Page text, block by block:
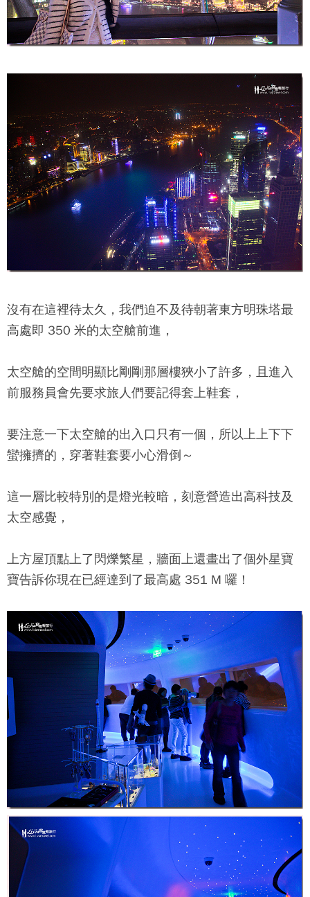
沒有在這裡待太久，我們迫不及待朝著東方明珠塔最
高處即 350 米的太空艙前進，
太空艙的空間明顯比剛剛那層樓狹小了許多，且進入
前服務員會先要求旅人們要記得套上鞋套，
要注意一下太空艙的出入口只有一個，所以上上下下
蠻擁擠的，穿著鞋套要小心滑倒～
這一層比較特別的是燈光較暗，刻意營造出高科技及
太空感覺，
上方屋頂點上了閃爍繁星，牆面上還畫出了個外星寶
寶告訴你現在已經達到了最高處 351 M 囉！